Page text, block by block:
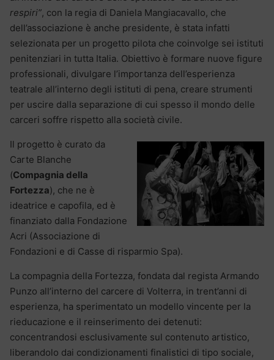
respiri”, con la regia di Daniela Mangiacavallo, che
dell’associazione è anche presidente, è stata infatti
selezionata per un progetto pilota che coinvolge sei istituti
penitenziari in tutta Italia. Obiettivo è formare nuove figure
professionali, divulgare l’importanza dell’esperienza
teatrale all’interno degli istituti di pena, creare strumenti
per uscire dalla separazione di cui spesso il mondo delle
carceri soffre rispetto alla società civile.
Il progetto è curato da
Carte Blanche
(Compagnia della
Fortezza), che ne è
ideatrice e capofila, ed è
finanziato dalla Fondazione
Acri (Associazione di
Fondazioni e di Casse di risparmio Spa).
La compagnia della Fortezza, fondata dal regista Armando
Punzo all’interno del carcere di Volterra, in trent’anni di
esperienza, ha sperimentato un modello vincente per la
rieducazione e il reinserimento dei detenuti:
concentrandosi esclusivamente sul contenuto artistico,
liberandolo dai condizionamenti finalistici di tipo sociale,